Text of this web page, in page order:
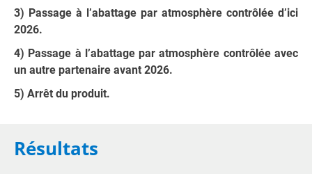
3) Passage à l’abattage par atmosphère contrôlée d’ici
2026.
4) Passage à l’abattage par atmosphère contrôlée avec
un autre partenaire avant 2026.
5) Arrêt du produit.
Résultats